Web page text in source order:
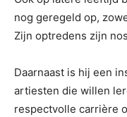
nog geregeld op,
Zijn optredens zijn
Daarnaast is hij een
artiesten die willen
respectvolle carrière